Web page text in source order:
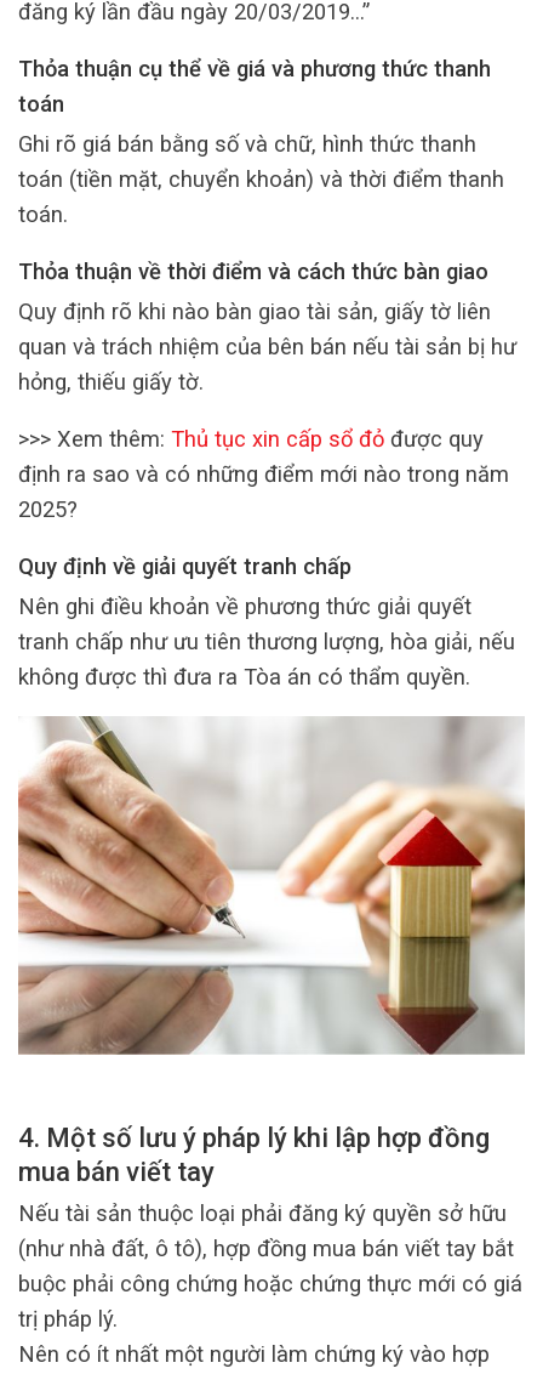
đăng ký lần đầu ngày 20/03/2019…”
Thỏa thuận cụ thể về giá và phương thức thanh
toán
Ghi rõ giá bán bằng số và chữ, hình thức thanh
toán (tiền mặt, chuyển khoản) và thời điểm thanh
toán.
Thỏa thuận về thời điểm và cách thức bàn giao
Quy định rõ khi nào bàn giao tài sản, giấy tờ liên
quan và trách nhiệm của bên bán nếu tài sản bị hư
hỏng, thiếu giấy tờ.
>>> Xem thêm: Thủ tục xin cấp sổ đỏ được quy
định ra sao và có những điểm mới nào trong năm
2025?
Quy định về giải quyết tranh chấp
Nên ghi điều khoản về phương thức giải quyết
tranh chấp như ưu tiên thương lượng, hòa giải, nếu
không được thì đưa ra Tòa án có thẩm quyền.
4. Một số lưu ý pháp lý khi lập hợp đồng
mua bán viết tay
Nếu tài sản thuộc loại phải đăng ký quyền sở hữu
(như nhà đất, ô tô), hợp đồng mua bán viết tay bắt
buộc phải công chứng hoặc chứng thực mới có giá
trị pháp lý.
Nên có ít nhất một người làm chứng ký vào hợp